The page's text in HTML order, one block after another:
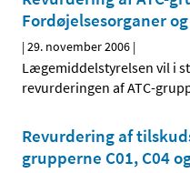
Fordøjelsesorganer
|29. november 2006 |
Lægemiddelstyrelsen vil i
revurderingen af ATC-
Revurdering af
grupperne C01, C04